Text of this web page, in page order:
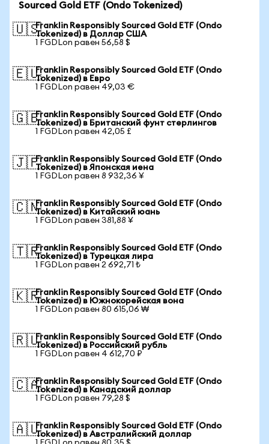
Sourced Gold ETF (Ondo Tokenized)
🇺🇸Franklin Responsibly Sourced Gold ETF (Ondo
Tokenized) в Доллар США
1 FGDLon равен 56,58 $
🇪🇺Franklin Responsibly Sourced Gold ETF (Ondo
Tokenized) в Евро
1 FGDLon равен 49,03 €
🇬🇧Franklin Responsibly Sourced Gold ETF (Ondo
Tokenized) в Британский фунт стерлингов
1 FGDLon равен 42,05 £
🇯🇵Franklin Responsibly Sourced Gold ETF (Ondo
Tokenized) в Японская иена
1 FGDLon равен 8 932,36 ¥
🇨🇳Franklin Responsibly Sourced Gold ETF (Ondo
Tokenized) в Китайский юань
1 FGDLon равен 381,88 ¥
🇹🇷Franklin Responsibly Sourced Gold ETF (Ondo
Tokenized) в Турецкая лира
1 FGDLon равен 2 692,71 ₺
🇰🇷Franklin Responsibly Sourced Gold ETF (Ondo
Tokenized) в Южнокорейская вона
1 FGDLon равен 80 615,06 ₩
🇷🇺Franklin Responsibly Sourced Gold ETF (Ondo
Tokenized) в Российский рубль
1 FGDLon равен 4 612,70 ₽
🇨🇦Franklin Responsibly Sourced Gold ETF (Ondo
Tokenized) в Канадский доллар
1 FGDLon равен 79,28 $
🇦🇺Franklin Responsibly Sourced Gold ETF (Ondo
Tokenized) в Австралийский доллар